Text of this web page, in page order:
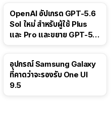
OpenAI อัปเกรด GPT-5.6
Sol ใหม่ สำหรับผู้ใช้ Plus
และ Pro และขยาย GPT-5.6
อุปกรณ์ Samsung Galaxy
ที่คาดว่าจะรองรับ One UI
9.5